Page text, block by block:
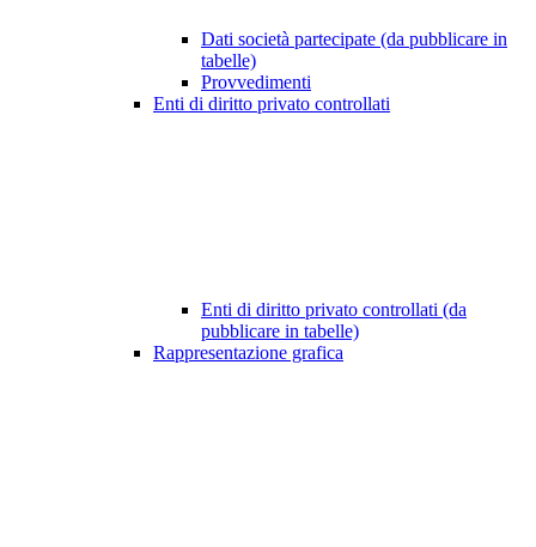
Dati società partecipate (da pubblicare in
tabelle)
Provvedimenti
Enti di diritto privato controllati
Enti di diritto privato controllati (da
pubblicare in tabelle)
Rappresentazione grafica